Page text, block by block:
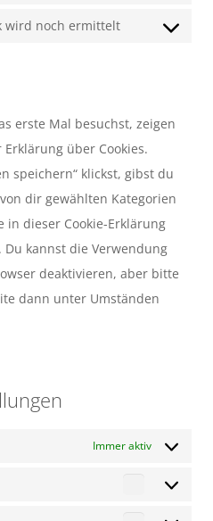
woocommerce
to
wird noch ermittelt
Consent
erste Mal besuchst, zeigen
über Cookies.
speichern“ klickst, gibst du
dir gewählten Kategorien
in dieser Cookie-Erklärung
kannst die Verwendung
deaktivieren, aber bitte
dann unter Umständen
Immer aktiv